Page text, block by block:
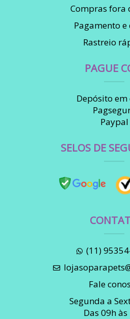
Compras fora
Pagamento e
Rastreio
PAGUE
Depósito em
Paypal
SELOS DE
(11)
Fale
Segunda a
Das 09h